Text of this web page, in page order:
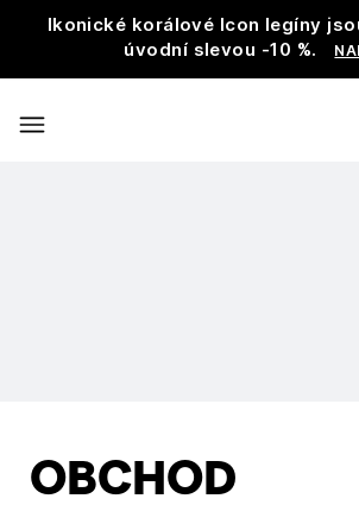
Ikonické korálové Icon legíny
úvodní slevou -10 %.
OBCHOD